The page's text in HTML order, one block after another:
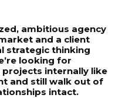
ambitious agency
and a client
strategic thinking
looking for
internally like
and still walk out of
intact.